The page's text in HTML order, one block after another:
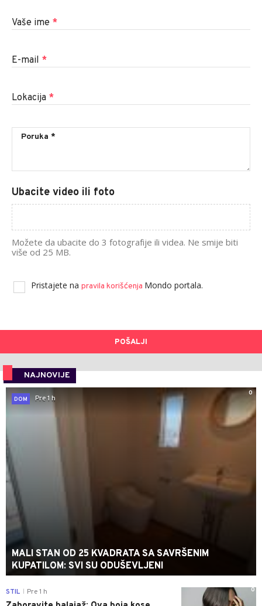
Vaše ime *
E-mail *
Lokacija *
Ubacite video ili foto
Možete da ubacite do 3 fotografije ili videa. Ne smije biti
više od 25 MB.
Pristajete na pravila korišćenja Mondo portala.
POŠALJI
NAJNOVIJE
0
DOM
Pre 1 h
MALI STAN OD 25 KVADRATA SA SAVRŠENIM
KUPATILOM: SVI SU ODUŠEVLJENI
0
STIL Pre 1 h